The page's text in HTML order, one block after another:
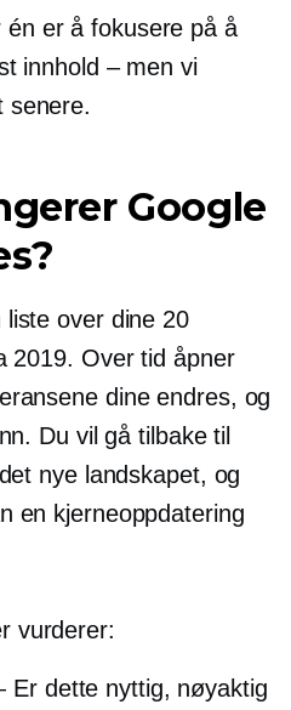
er å fokusere på å
innhold – men vi
senere.
Google
over dine 20
2019. Over tid åpner
dine endres, og
Du vil gå tilbake til
nye landskapet, og
en kjerneoppdatering
vurderer:
dette nyttig, nøyaktig